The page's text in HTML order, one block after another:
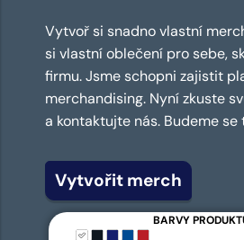
BARVY
Vytvoř si snadno vlastní
si vlastní oblečení pro sebe,
firmu. Jsme schopni zajistit
merchandising. Nyní zkuste
a kontaktujte nás. Budeme se
Vytvořit merch